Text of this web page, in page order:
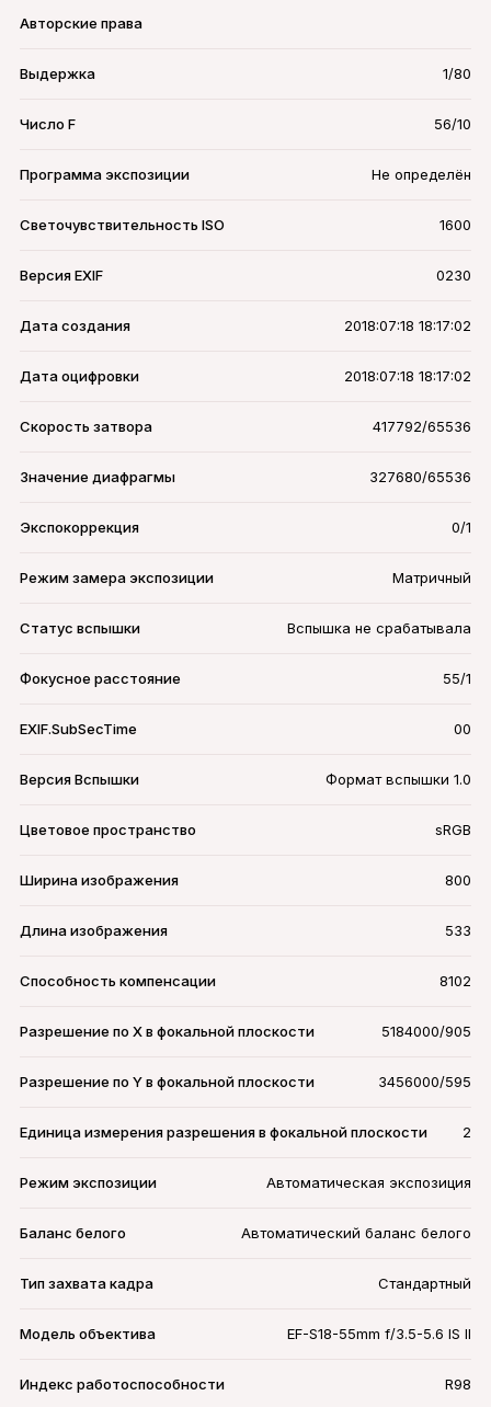
Авторские права
Выдержка 1/80
Число F 56/10
Программа экспозиции Не определён
Светочувствительность ISO 1600
Версия EXIF 0230
Дата создания 2018:07:18 18:17:02
Дата оцифровки 2018:07:18 18:17:02
Скорость затвора 417792/65536
Значение диафрагмы 327680/65536
Экспокоррекция 0/1
Режим замера экспозиции Матричный
Статус вспышки Вспышка не срабатывала
Фокусное расстояние 55/1
EXIF.SubSecTime 00
Версия Вспышки Формат вспышки 1.0
Цветовое пространство sRGB
Ширина изображения 800
Длина изображения 533
Способность компенсации 8102
Разрешение по X в фокальной плоскости 5184000/905
Разрешение по Y в фокальной плоскости 3456000/595
Единица измерения разрешения в фокальной плоскости 2
Режим экспозиции Автоматическая экспозиция
Баланс белого Автоматический баланс белого
Тип захвата кадра Стандартный
Модель объектива EF-S18-55mm f/3.5-5.6 IS II
Индекс работоспособности R98